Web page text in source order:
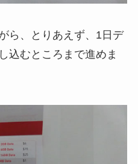
ら、とりあえず、1日デ
込むところまで進めま